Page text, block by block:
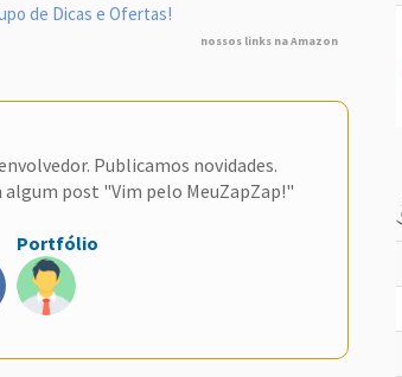
de Dicas e Ofertas!
nossos links na Amazon
Publicamos novidades.
post "Vim pelo MeuZapZap!"
Portfólio